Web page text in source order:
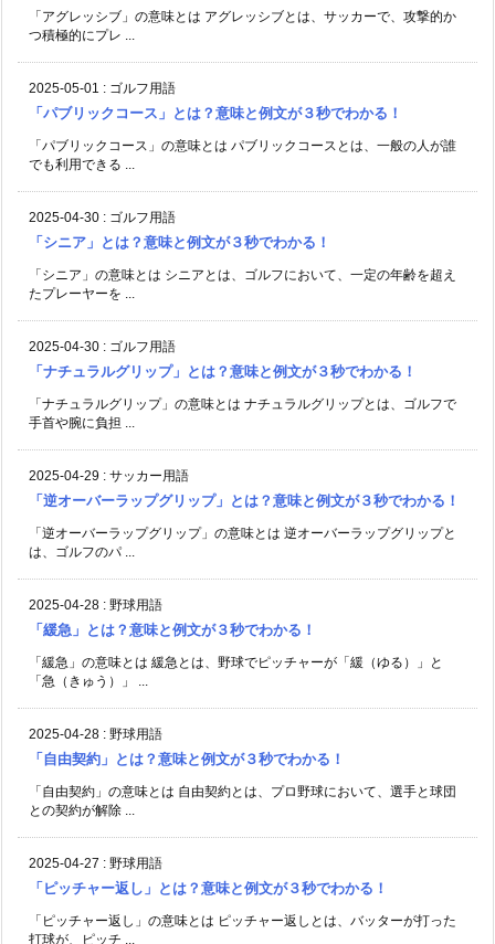
「アグレッシブ」の意味とは アグレッシブとは、サッカーで、攻撃的か
つ積極的にプレ ...
2025-05-01 : ゴルフ用語
「パブリックコース」とは？意味と例文が３秒でわかる！
「パブリックコース」の意味とは パブリックコースとは、一般の人が誰
でも利用できる ...
2025-04-30 : ゴルフ用語
「シニア」とは？意味と例文が３秒でわかる！
「シニア」の意味とは シニアとは、ゴルフにおいて、一定の年齢を超え
たプレーヤーを ...
2025-04-30 : ゴルフ用語
「ナチュラルグリップ」とは？意味と例文が３秒でわかる！
「ナチュラルグリップ」の意味とは ナチュラルグリップとは、ゴルフで
手首や腕に負担 ...
2025-04-29 : サッカー用語
「逆オーバーラップグリップ」とは？意味と例文が３秒でわかる！
「逆オーバーラップグリップ」の意味とは 逆オーバーラップグリップと
は、ゴルフのパ ...
2025-04-28 : 野球用語
「緩急」とは？意味と例文が３秒でわかる！
「緩急」の意味とは 緩急とは、野球でピッチャーが「緩（ゆる）」と
「急（きゅう）」 ...
2025-04-28 : 野球用語
「自由契約」とは？意味と例文が３秒でわかる！
「自由契約」の意味とは 自由契約とは、プロ野球において、選手と球団
との契約が解除 ...
2025-04-27 : 野球用語
「ピッチャー返し」とは？意味と例文が３秒でわかる！
「ピッチャー返し」の意味とは ピッチャー返しとは、バッターが打った
打球が、ピッチ ...